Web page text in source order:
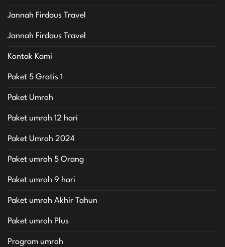
Jannah Firdaus Travel
Jannah Firdaus Travel
Kontak Kami
Paket 5 Gratis 1
Paket Umroh
Paket umroh 12 hari
Paket Umroh 2024
Paket umroh 5 Orang
Paket umroh 9 hari
Paket umroh Akhir Tahun
Paket umroh Plus
Program umroh